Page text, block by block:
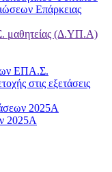
Επάρκειας
(Δ.ΥΠ.Α)
ΕΠΑ.Σ.
στις εξετάσεις
2025A
2025Α